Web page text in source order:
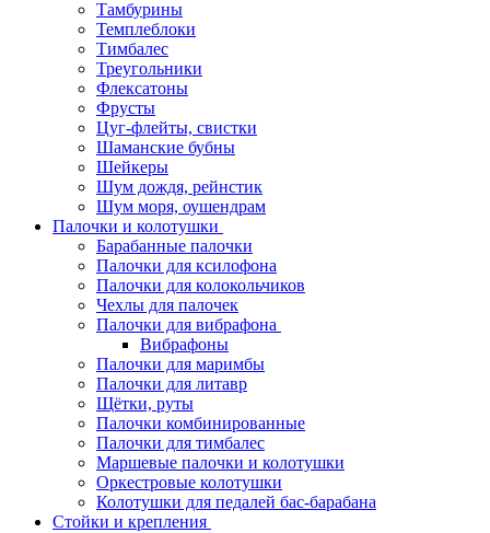
Тамбурины
Темплеблоки
Тимбалес
Треугольники
Флексатоны
Фрусты
Цуг-флейты, свистки
Шаманские бубны
Шейкеры
Шум дождя, рейнстик
Шум моря, оушендрам
Палочки и колотушки
Барабанные палочки
Палочки для ксилофона
Палочки для колокольчиков
Чехлы для палочек
Палочки для вибрафона
Вибрафоны
Палочки для маримбы
Палочки для литавр
Щётки, руты
Палочки комбинированные
Палочки для тимбалес
Маршевые палочки и колотушки
Оркестровые колотушки
Колотушки для педалей бас-барабана
Стойки и крепления